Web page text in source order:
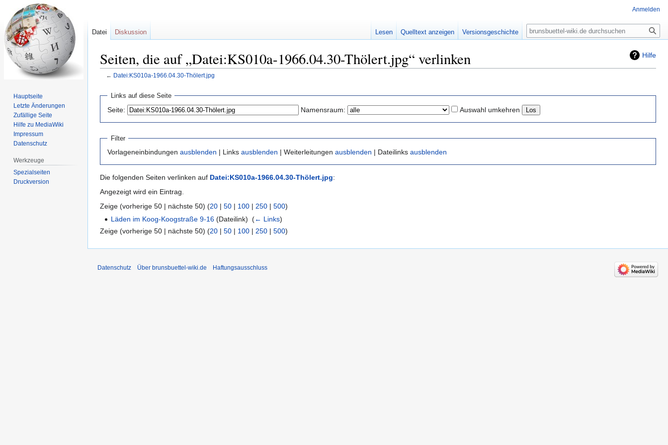
Hilfe
Seiten, die auf „Datei:KS010a-1966.04.30-Thölert.jpg“ verlinken
← Datei:KS010a-1966.04.30-Thölert.jpg
Navigation
springen
springen
Links auf diese Seite
Seite: Namensraum: Auswahl umkehren
Filter
Vorlageneinbindungen ausblenden | Links ausblenden | Weiterleitungen ausblenden | Dateilinks ausblenden
Die folgenden Seiten verlinken auf Datei:KS010a-1966.04.30-Thölert.jpg:
Angezeigt wird ein Eintrag.
Zeige (vorherige 50 | nächste 50) (20 | 50 | 100 | 250 | 500)
Läden im Koog-Koogstraße 9-16 (Dateilink) ‎(← Links)
Zeige (vorherige 50 | nächste 50) (20 | 50 | 100 | 250 | 500)
Anmelden
Datei Diskussion Lesen Quelltext anzeigen Versionsgeschichte
Suche
Hauptseite
Letzte Änderungen
Zufällige Seite
Hilfe zu MediaWiki
Impressum
Datenschutz
Werkzeuge
Spezialseiten
Druckversion
Datenschutz Über brunsbuettel-wiki.de Haftungsausschluss